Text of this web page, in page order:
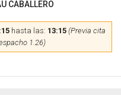
CABALLERO
hasta las: 13:15 (Previa cita
1.26)